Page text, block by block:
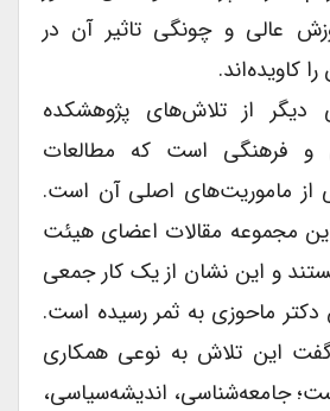
عالی و چونگی تاثیر آن در
کاویده‌اند.
از تلاش‌های پژوهشکده
و فرهنگی است که مطالعات
از ماموریت‌های اصلی آن است.
مجموعه مقالات اعضای هیئت
و این نشان از یک کار جمعی
ماحوزی به ثمر رسیده است.
این تلاش به نوعی همکاری
جامعه‌شناسی، اندیشه‌سیاسی،